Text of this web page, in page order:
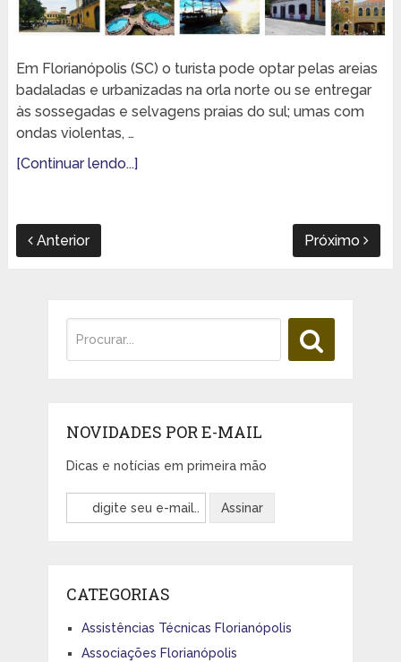
Em Florianópolis (SC) o turista pode optar pelas areias
badaladas e urbanizadas na orla norte ou se entregar
às sossegadas e selvagens praias do sul; umas com
ondas violentas, …
[Continuar lendo...]
Anterior Próximo
NOVIDADES POR E-MAIL
Dicas e notícias em primeira mão
CATEGORIAS
Assistências Técnicas Florianópolis
Associações Florianópolis